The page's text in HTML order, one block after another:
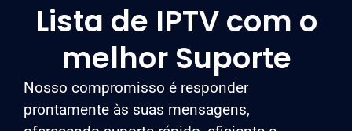
Lista de IPTV com o
melhor Suporte
Nosso compromisso é responder
prontamente às suas mensagens,